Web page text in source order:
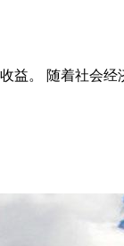
。 随着社会